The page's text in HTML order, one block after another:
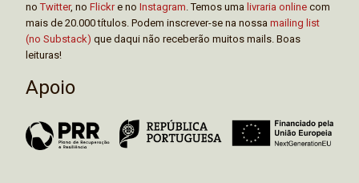
noTwitter, no Flickre no Instagram. Temos uma livraria online com
mais de 20.000 títulos. Podem inscrever-se na nossa mailing list
(no Substack) que daqui não receberão muitos mails. Boas
leituras!
Apoio